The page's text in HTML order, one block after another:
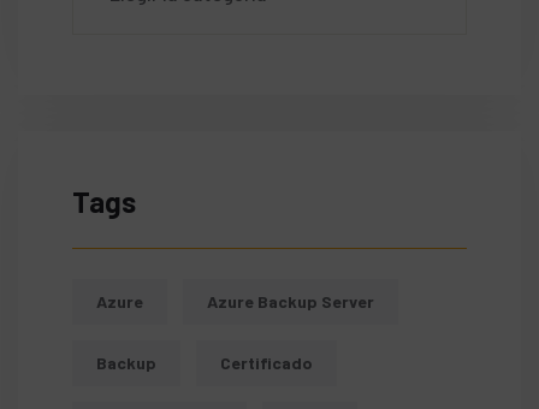
Tags
Azure Azure Backup Server
Backup Certificado